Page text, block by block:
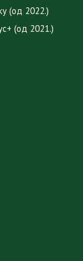
(од 2022.)
(од 2021.)